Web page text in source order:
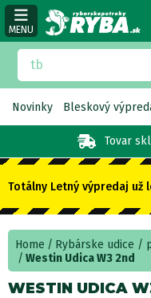
MENU
Tovar
Novinky Bleskový
Totálny Letný výpredaj už
Home Rybárske udice /
Westin Udica W3 2nd
WESTIN UDICA